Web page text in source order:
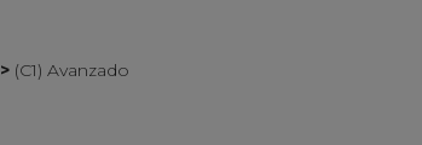
>(C1) Avanzado